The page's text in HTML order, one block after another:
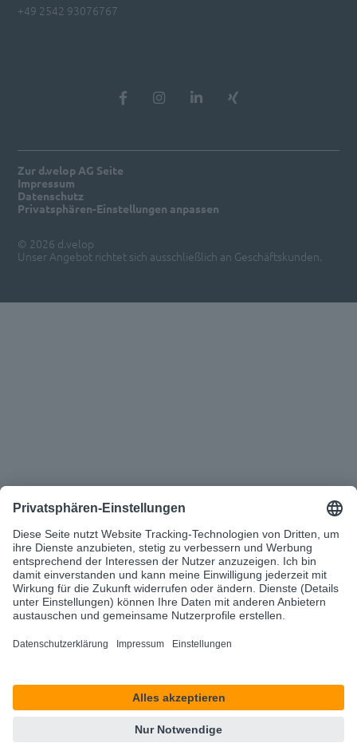
+49 2542 93076767
Zur d.velop AG Seite
Impressum
Datenschutz
Privatsphären-Einstellungen anpassen
© 2026 d.velop
Unser Angebot richtet sich ausschließlich an Geschäftskunden.